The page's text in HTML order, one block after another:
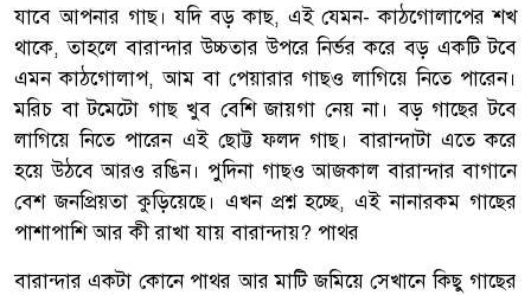
যাবে আপনার গাছ। যদি বড় কাছ, এই যেমন- কাঠগোলাপের শখ
থাকে, তাহলে বারান্দার উচ্চতার উপরে নির্ভর করে বড় একটি টবে
এমন কাঠগোলাপ, আম বা পেয়ারার গাছও লাগিয়ে নিতে পারেন।
মরিচ বা টমেটো গাছ খুব বেশি জায়গা নেয় না। বড় গাছের টবে
লাগিয়ে নিতে পারেন এই ছোট্ট ফলদ গাছ। বারান্দাটা এতে করে
হয়ে উঠবে আরও রঙিন। পুদিনা গাছও আজকাল বারান্দার বাগানে
বেশ জনপ্রিয়তা কুড়িয়েছে। এখন প্রশ্ন হচ্ছে, এই নানারকম গাছের
পাশাপাশি আর কী রাখা যায় বারান্দায়? পাথর
বারান্দার একটা কোনে পাথর আর মাটি জমিয়ে সেখানে কিছু গাছের